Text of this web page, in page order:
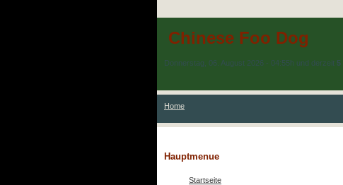
Chinese Foo Dog
Donnerstag, 06. August 2026 - 04:55h und derzeit 5
Home
Hauptmenue
Startseite